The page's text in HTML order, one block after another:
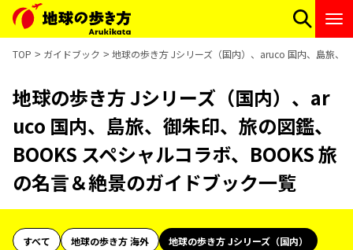
TOP ガイドブック 地球の歩き方 Jシリーズ（国内）、aruco 国内、島旅、
地球の歩き方 Jシリーズ（国内）、ar
uco 国内、島旅、御朱印、旅の図鑑、
BOOKS スペシャルコラボ、BOOKS 旅
の名言＆絶景のガイドブック一覧
すべて 地球の歩き方 海外
地球の歩き方 Jシリーズ（国内）